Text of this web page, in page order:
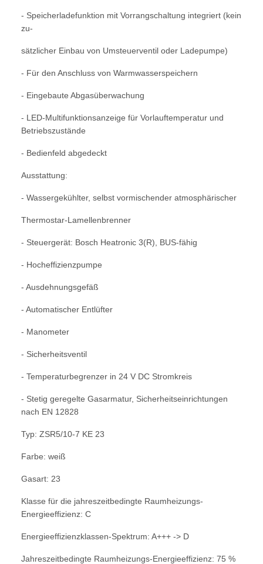
- Speicherladefunktion mit Vorrangschaltung integriert (kein
zu-
sätzlicher Einbau von Umsteuerventil oder Ladepumpe)
- Für den Anschluss von Warmwasserspeichern
- Eingebaute Abgasüberwachung
- LED-Multifunktionsanzeige für Vorlauftemperatur und
Betriebszustände
- Bedienfeld abgedeckt
Ausstattung:
- Wassergekühlter, selbst vormischender atmosphärischer
Thermostar-Lamellenbrenner
- Steuergerät: Bosch Heatronic 3(R), BUS-fähig
- Hocheffizienzpumpe
- Ausdehnungsgefäß
- Automatischer Entlüfter
- Manometer
- Sicherheitsventil
- Temperaturbegrenzer in 24 V DC Stromkreis
- Stetig geregelte Gasarmatur, Sicherheitseinrichtungen
nach EN 12828
Typ: ZSR5/10-7 KE 23
Farbe: weiß
Gasart: 23
Klasse für die jahreszeitbedingte Raumheizungs-
Energieeffizienz: C
Energieeffizienzklassen-Spektrum: A+++ -> D
Jahreszeitbedingte Raumheizungs-Energieeffizienz: 75 %